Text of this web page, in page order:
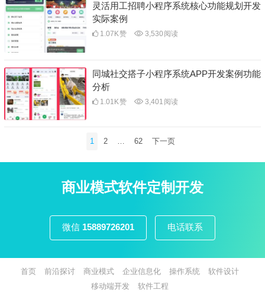
灵活用工招聘小程序系统核心功能规划开发
实际案例
1.07K赞 3,530 阅读
同城社交搭子小程序系统APP开发案例功能
分析
1.01K赞 3,401 阅读
分
1 2 62 下一页
商业模式软件定制开发
微信 15889726201 电话联系
首页 前沿探讨 商业模式 企业信息化 操作系统
软件设计
移动端开发
软件工程